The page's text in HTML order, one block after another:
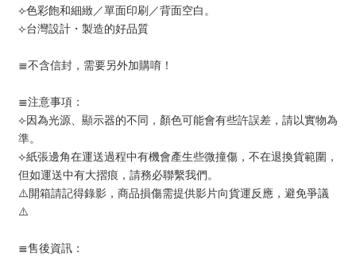
⟣色彩飽和細緻／單面印刷／背面空白。
⟣台灣設計・製造的好品質
≣不含信封，需要另外加購唷！
≣注意事項：
⟣因為光源、顯示器的不同，顏色可能會有些許誤差，請以實物為
準。
⟣紙張邊角在運送過程中有機會產生些微撞傷，不在退換貨範圍，
但如運送中有大摺痕，請務必聯繫我們。
⚠️開箱請記得錄影，商品損傷需提供影片向貨運反應，避免爭議
⚠️
≣售後資訊：